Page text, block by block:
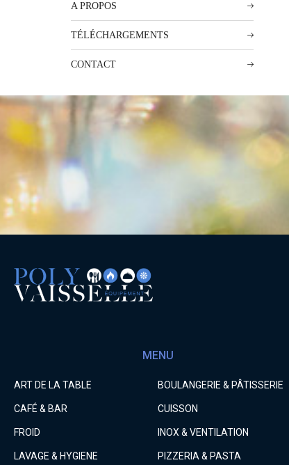
A PROPOS
TÉLÉCHARGEMENTS
CONTACT
MENU
ART DE LA TABLE BOULANGERIE & PÂTISSERIE
CAFÉ & BAR CUISSON
FROID INOX & VENTILATION
LAVAGE & HYGIENE PIZZERIA & PASTA